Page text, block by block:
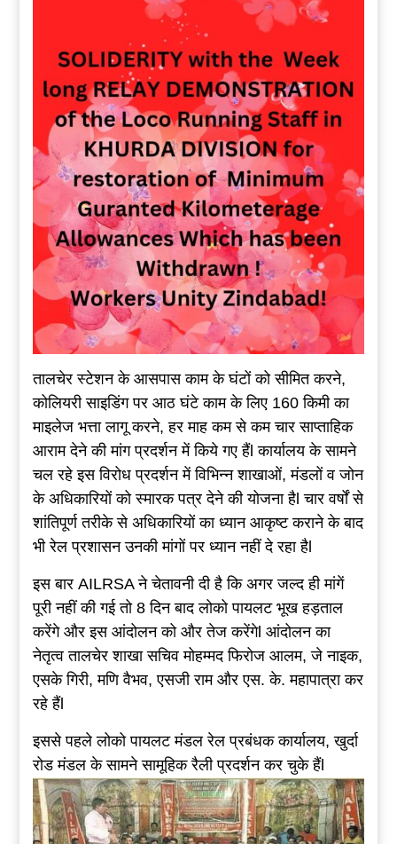
तालचेर स्टेशन के आसपास काम के घंटों को सीमित करने,
कोलियरी साइडिंग पर आठ घंटे काम के लिए 160 किमी का
माइलेज भत्ता लागू करने, हर माह कम से कम चार साप्ताहिक
आराम देने की मांग प्रदर्शन में किये गए हैंl कार्यालय के सामने
चल रहे इस विरोध प्रदर्शन में विभिन्न शाखाओं, मंडलों व जोन
के अधिकारियों को स्मारक पत्र देने की योजना हैl चार वर्षों से
शांतिपूर्ण तरीके से अधिकारियों का ध्यान आकृष्ट कराने के बाद
भी रेल प्रशासन उनकी मांगों पर ध्यान नहीं दे रहा हैl
इस बार AILRSA ने चेतावनी दी है कि अगर जल्द ही मांगें
पूरी नहीं की गई तो 8 दिन बाद लोको पायलट भूख हड़ताल
करेंगे और इस आंदोलन को और तेज करेंगेl आंदोलन का
नेतृत्व तालचेर शाखा सचिव मोहम्मद फिरोज आलम, जे नाइक,
एसके गिरी, मणि वैभव, एसजी राम और एस. के. महापात्रा कर
रहे हैंl
इससे पहले लोको पायलट मंडल रेल प्रबंधक कार्यालय, खुर्दा
रोड मंडल के सामने सामूहिक रैली प्रदर्शन कर चुके हैंl